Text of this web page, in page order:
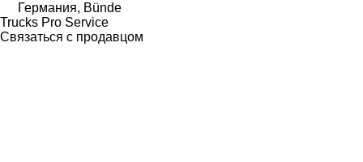
Германия, Bünde
Trucks Pro Service
Связаться с продавцом